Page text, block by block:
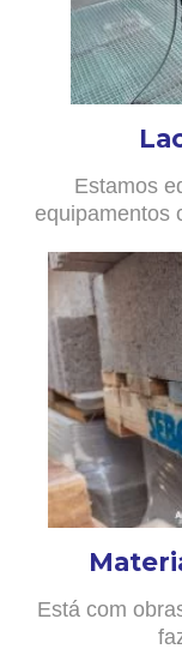
Estamos
equipamentos
Está com